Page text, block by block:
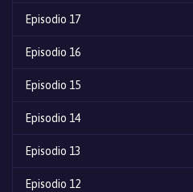
Episodio 17
Episodio 16
Episodio 15
Episodio 14
Episodio 13
Episodio 12